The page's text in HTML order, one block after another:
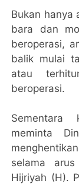
Bukan hanya
bara dan
beroperasi,
balik mulai
atau
beroperasi.
Sementara
meminta
selama
Hijriyah (H).